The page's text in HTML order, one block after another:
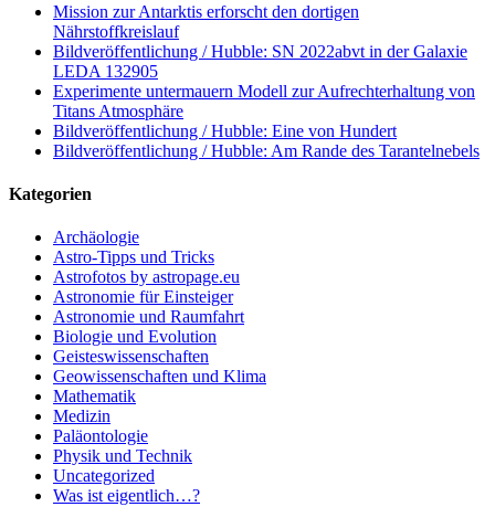
Mission zur Antarktis erforscht den dortigen
Nährstoffkreislauf
Bildveröffentlichung / Hubble: SN 2022abvt in der Galaxie
LEDA 132905
Experimente untermauern Modell zur Aufrechterhaltung von
Titans Atmosphäre
Bildveröffentlichung / Hubble: Eine von Hundert
Bildveröffentlichung / Hubble: Am Rande des Tarantelnebels
Kategorien
Archäologie
Astro-Tipps und Tricks
Astrofotos by astropage.eu
Astronomie für Einsteiger
Astronomie und Raumfahrt
Biologie und Evolution
Geisteswissenschaften
Geowissenschaften und Klima
Mathematik
Medizin
Paläontologie
Physik und Technik
Uncategorized
Was ist eigentlich…?